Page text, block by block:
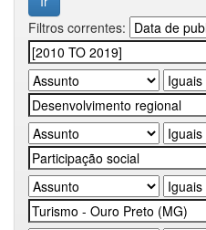
Filtros correntes: